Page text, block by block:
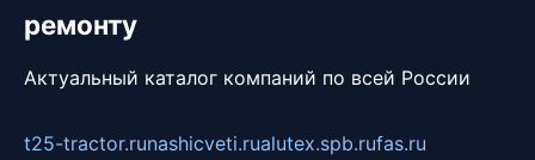
ремонту
Актуальный каталог компаний по всей России
t25-tractor.runashicveti.rualutex.spb.rufas.ru